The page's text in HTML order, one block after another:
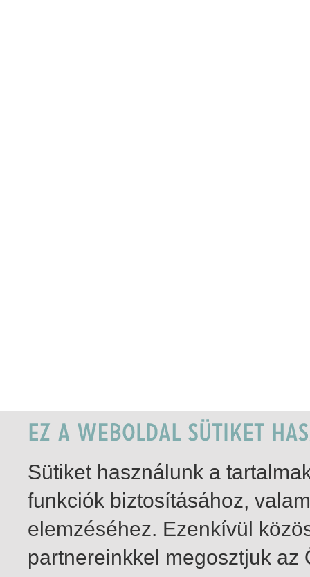
Sütiket használunk a
funkciók biztosításához,
elemzéséhez. Ezenkívül
partnereinkkel megosztjuk